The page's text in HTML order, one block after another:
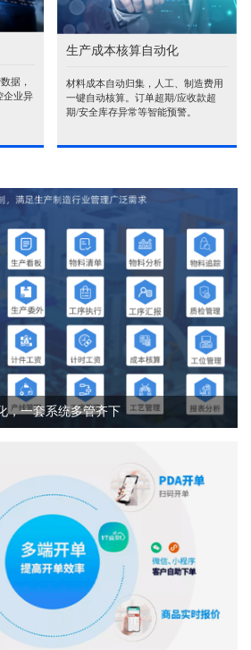
据，
企业异
生产成本核算自动化
材料成本自动归集，人工、制造费用
一键自动核算。订单超期/应收款超
期/安全库存异常等智能预警。
，一套系统多管齐下